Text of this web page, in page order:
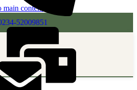
main content
52009851